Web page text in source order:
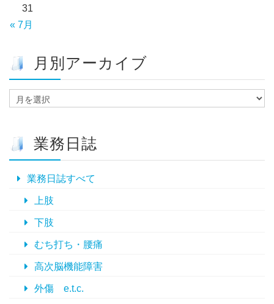
« 7月
31
月別アーカイブ
別
カ
業務日誌
業務日誌すべて
上肢
下肢
むち打ち・腰痛
高次脳機能障害
外傷 e.t.c.